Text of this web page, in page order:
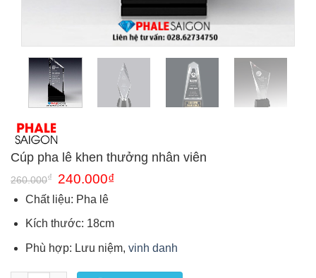
Cúp pha lê khen thưởng nhân viên
260.000₫
Giá
gốc
là:
260.000₫.
240.000₫
Chất liệu: Pha lê
Kích thước: 18cm
Phù hợp: Lưu niệm, vinh danh